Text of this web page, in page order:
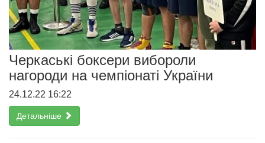
Черкаські боксери вибороли
нагороди на чемпіонаті України
24.12.22 16:22
Детальніше